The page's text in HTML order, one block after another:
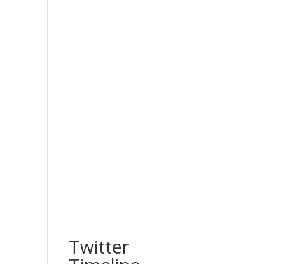
Twitter